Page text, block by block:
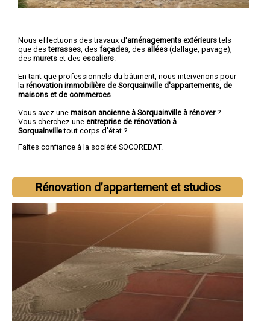
Nous effectuons des travaux d'aménagements extérieurstels
que desterrasses , des façades , des allées (dallage, pavage),
des murets et des escaliers
En tant que professionnels du bâtiment, nous intervenons pour
la rénovation immobilière de Sorquainville d'appartements, de
maisons et de commerces
Vous avez une maison ancienne à Sorquainville à rénover?
Vous cherchez une entreprise de rénovation à
Sorquainvilletout corps d'état ?
Faites confiance à la société SOCOREBAT.
Rénovation d’appartement et studios